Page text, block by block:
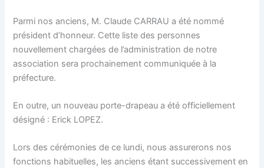
Parmi nos anciens, M. Claude CARRAU a été nommé
président d’honneur. Cette liste des personnes
nouvellement chargées de l’administration de notre
association sera prochainement communiquée à la
préfecture.
En outre, un nouveau porte-drapeau a été officiellement
désigné : Erick LOPEZ.
Lors des cérémonies de ce lundi, nous assurerons nos
fonctions habituelles, les anciens étant successivement en